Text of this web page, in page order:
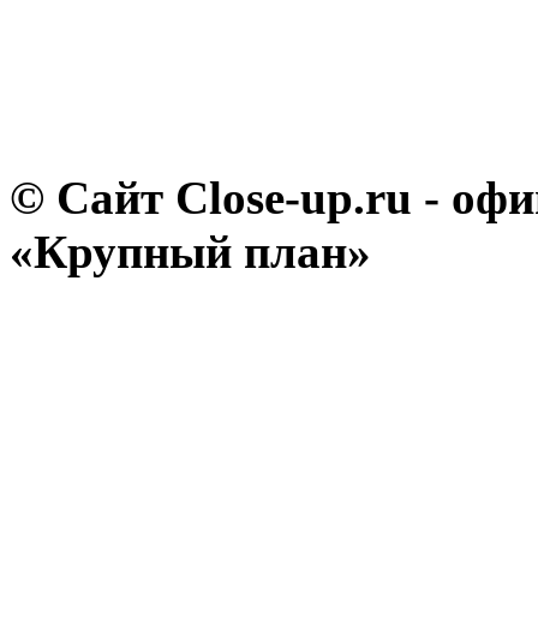
© Сайт Close-up.ru -
«Крупный план»